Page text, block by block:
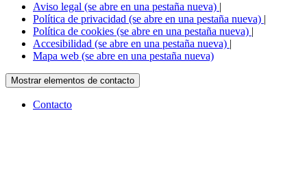
Aviso legal (se abre en una pestaña nueva) |
Política de privacidad (se abre en una pestaña nueva) |
Política de cookies (se abre en una pestaña nueva) |
Accesibilidad (se abre en una pestaña nueva) |
Mapa web (se abre en una pestaña nueva)
Mostrar elementos de contacto
Contacto